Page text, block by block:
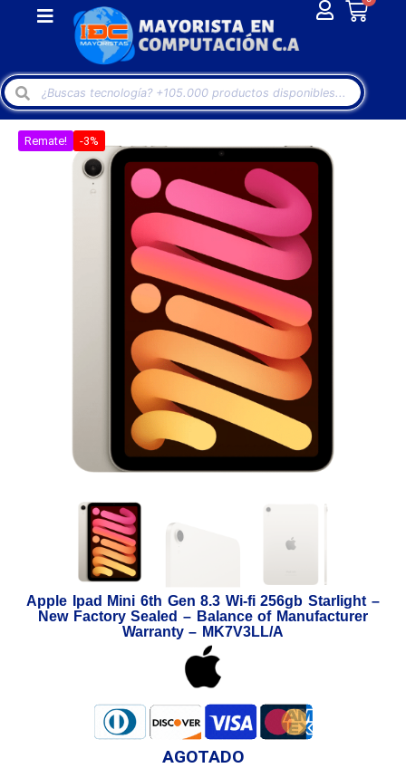
Remate! -3%
Apple Ipad Mini 6th Gen 8.3 Wi-fi 256gb Starlight –
New Factory Sealed – Balance of Manufacturer
Warranty – MK7V3LL/A
AGOTADO